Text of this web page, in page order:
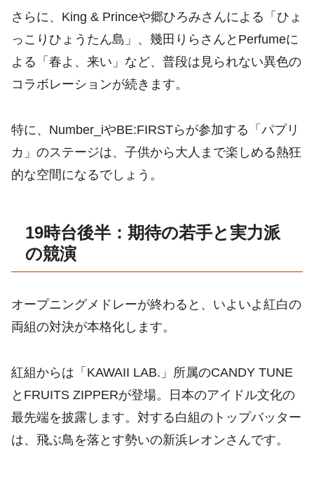
さらに、King & Princeや郷ひろみさんによる「ひょ
っこりひょうたん島」、幾田りらさんとPerfumeに
よる「春よ、来い」など、普段は見られない異色の
コラボレーションが続きます。
特に、Number_iやBE:FIRSTらが参加する「パプリ
カ」のステージは、子供から大人まで楽しめる熱狂
的な空間になるでしょう。
19時台後半：期待の若手と実力派
の競演
オープニングメドレーが終わると、いよいよ紅白の
両組の対決が本格化します。
紅組からは「KAWAII LAB.」所属のCANDY TUNE
とFRUITS ZIPPERが登場。日本のアイドル文化の
最先端を披露します。対する白組のトップバッター
は、飛ぶ鳥を落とす勢いの新浜レオンさんです。